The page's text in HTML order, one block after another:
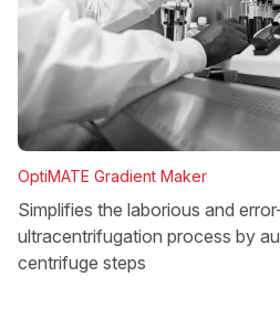
OptiMATE Gradient Maker
Simplifies the laborious and
ultracentrifugation process by
centrifuge steps